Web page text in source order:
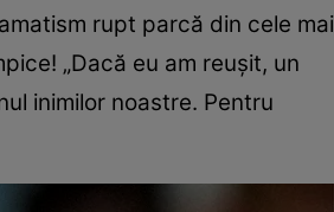
rupt parcă din cele mai
„Dacă eu am reuşit, un
inimilor noastre. Pentru